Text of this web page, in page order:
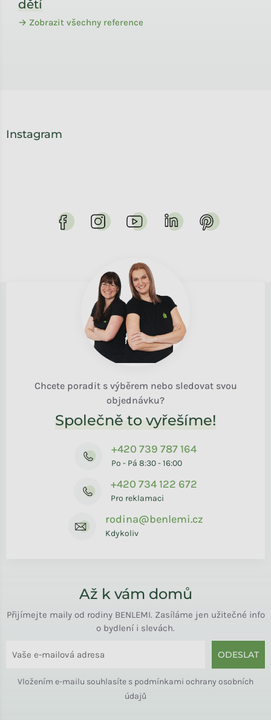
dětí
→ Zobrazit všechny reference
Instagram
Chcete poradit s výběrem nebo sledovat svou
objednávku?
Společně to vyřešíme!
+420 739 787 164
Po - Pá 8:30 - 16:00
+420 734 122 672
Pro reklamaci
rodina@benlemi.cz
Kdykoliv
Až k vám domů
Přijímejte maily od rodiny BENLEMI. Zasíláme jen užitečné info
o bydlení i slevách.
ODESLAT
Vložením e-mailu souhlasíte s podmínkami ochrany osobních
údajů